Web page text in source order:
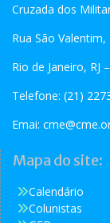
Cruzada dos
Rua São
Rio de Janeiro, RJ
Telefone: (21)
Emai:
Mapa do site:
Calendário
Colunistas